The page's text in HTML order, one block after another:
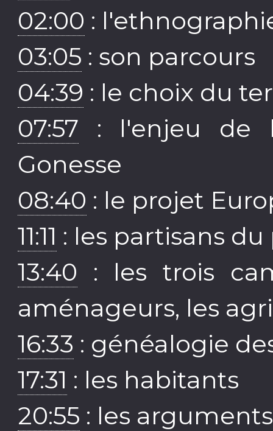
02:00 :
03:05 : son parcours
04:39 : le choix du
07:57 : l'enjeu de
Gonesse
08:40 : le projet
11:11 : les partisans
13:40 : les trois
aménageurs, les
16:33 : généalogie
17:31 : les habitants
20:55 : les